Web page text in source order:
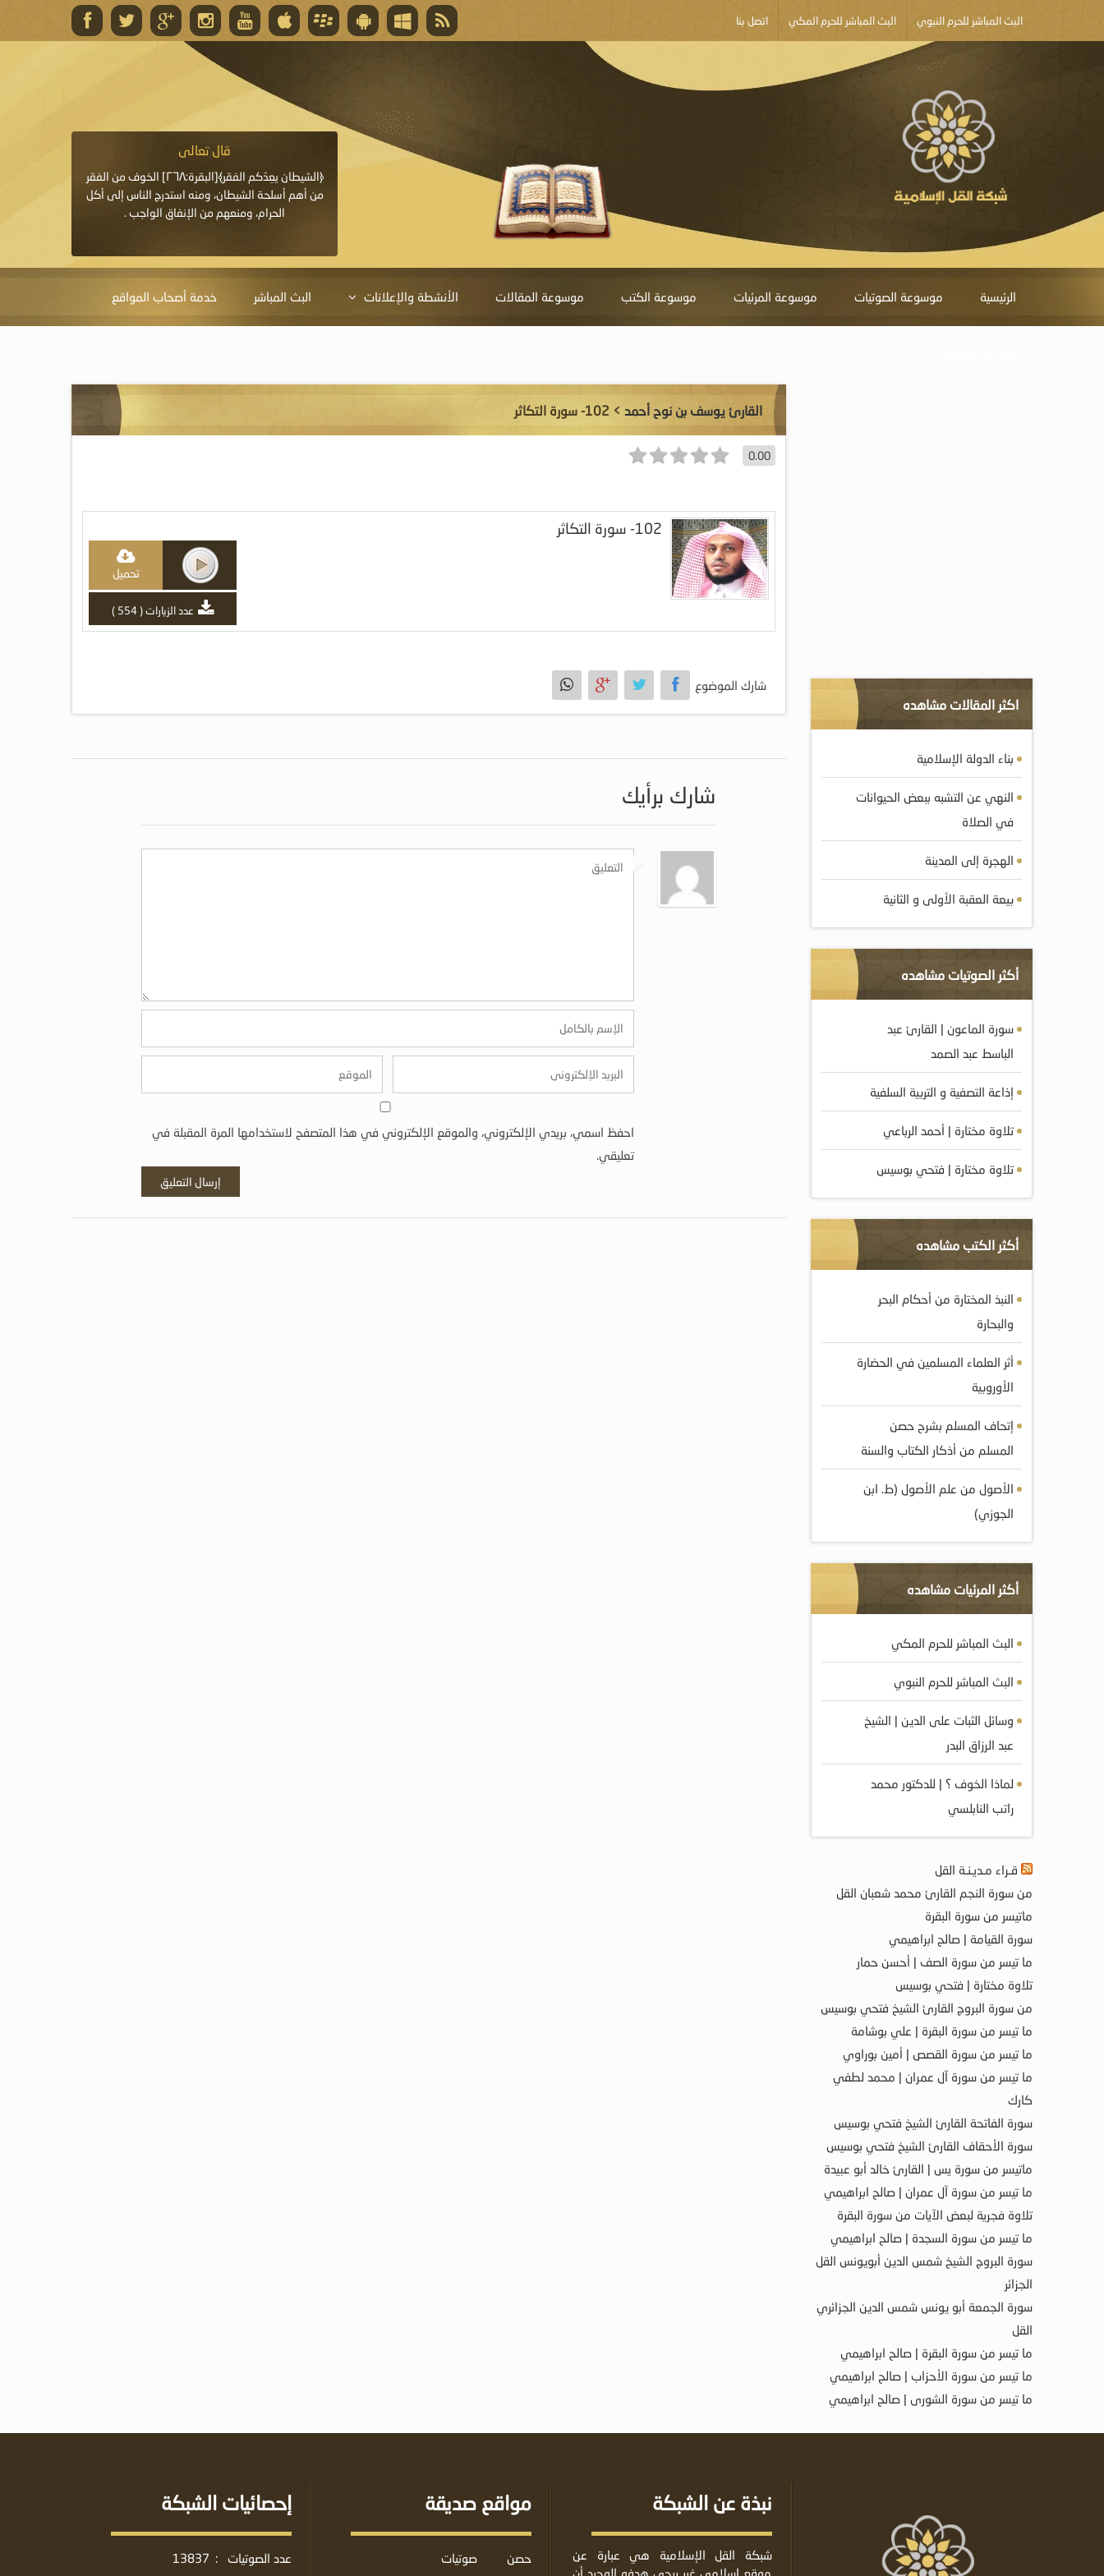
البث المباشر للحرم النبوي البث المباشر للحرم المكي اتصل بنا
قال تعالى
المغفرة لأنها أغلى جائزة، وهي مفتاح باب العطايا التي
قال تعالى
﴿الشيطان يعِدُكم الفقر﴾[البقرة:٢٦٨] الخوف من الفقر
من أهم أسلحة الشيطان، ومنه استدرج الناس إلى أكل
الحرام، ومنعهم من الإنفاق الواجب .
الرئيسية موسوعة الصوتيات موسوعة المرئيات موسوعة الكتب موسوعة المقالات الأنشطة والإعلانات البث المباشر خدمة أصحاب المواقع
القارئ يوسف بن نوح أحمد > 102- سورة التكاثر
0.00
102- سورة التكاثر
تحميل
عدد الزيارات ( 554 )
شارك الموضوع
شارك برأيك
احفظ اسمي، بريدي الإلكتروني، والموقع الإلكتروني في هذا المتصفح لاستخدامها المرة المقبلة في
تعليقي.
اكثر المقالات مشاهده
بناء الدولة الإسلامية
النهي عن التشبه ببعض الحيوانات
في الصلاة
الهجرة إلى المدينة
بيعة العقبة الأولى و الثانية
أكثر الصوتيات مشاهده
سورة الماعون | القارئ عبد
الباسط عبد الصمد
إذاعة التصفية و التربية السلفية
تلاوة مختارة | أحمد الرباعي
تلاوة مختارة | فتحي بوسيس
أكثر الكتب مشاهده
النبذ المختارة من أحكام البحر
والبحارة
أثر العلماء المسلمين في الحضارة
الأوروبية
إتحاف المسلم بشرح حصن
المسلم من أذكار الكتاب والسنة
الأصول من علم الأصول (ط. ابن
الجوزي)
أكثر المرئيات مشاهده
البث المباشر للحرم المكي
البث المباشر للحرم النبوي
وسائل الثبات على الدين | الشيخ
عبد الرزاق البدر
لماذا الخوف ؟ | للدكتور محمد
راتب النابلسي
قـراء مـديـنـة القل
من سورة النجم القارئ محمد شعبان القل
ماتيسر من سورة البقرة
سورة القيامة | صالح ابراهيمي
ما تيسر من سورة الصف | أحسن حمار
تلاوة مختارة | فتحي بوسيس
من سورة البروج القارئ الشيخ فتحي بوسيس
ما تيسر من سورة البقرة | علي بوشامة
ما تيسر من سورة القصص | أمين بوراوي
ما تيسر من سورة آل عمران | محمد لطفي
كارك
سورة الفاتحة القارئ الشيخ فتحي بوسيس
سورة الأحقاف القارئ الشيخ فتحي بوسيس
ماتيسر من سورة يس | القارئ خالد أبو عبيدة
ما تيسر من سورة آل عمران | صالح ابراهيمي
تلاوة فجرية لبعض الآيات من سورة البقرة
ما تيسر من سورة السجدة | صالح ابراهيمي
سورة البروج الشيخ شمس الدين أبويونس القل
الجزائر
سورة الجمعة أبو يونس شمس الدين الجزائري
القل
ما تيسر من سورة البقرة | صالح ابراهيمي
ما تيسر من سورة الأحزاب | صالح ابراهيمي
ما تيسر من سورة الشورى | صالح ابراهيمي
نبذة عن الشبكة
شبكة القل الإسلامية هي عبارة عن
موقع إسلامي غير ربحي هدفه الوحيد أن
مواقع صديقة
حصن
صوتيات
إحصائيات الشبكة
عدد الصوتيات :
13837